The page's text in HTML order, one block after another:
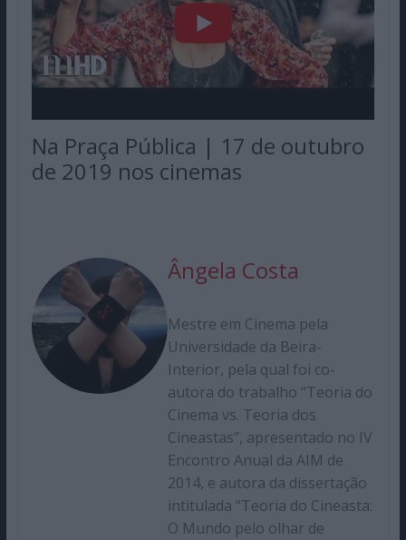
Na Praça Pública | 17 de outubro
de 2019 nos cinemas
Ângela Costa
Mestre em Cinema pela
Universidade da Beira-
Interior, pela qual foi co-
autora do trabalho “Teoria do
Cinema vs. Teoria dos
Cineastas”, apresentado no IV
Encontro Anual da AIM de
2014, e autora da dissertação
intitulada “Teoria do Cineasta:
O Mundo pelo olhar de